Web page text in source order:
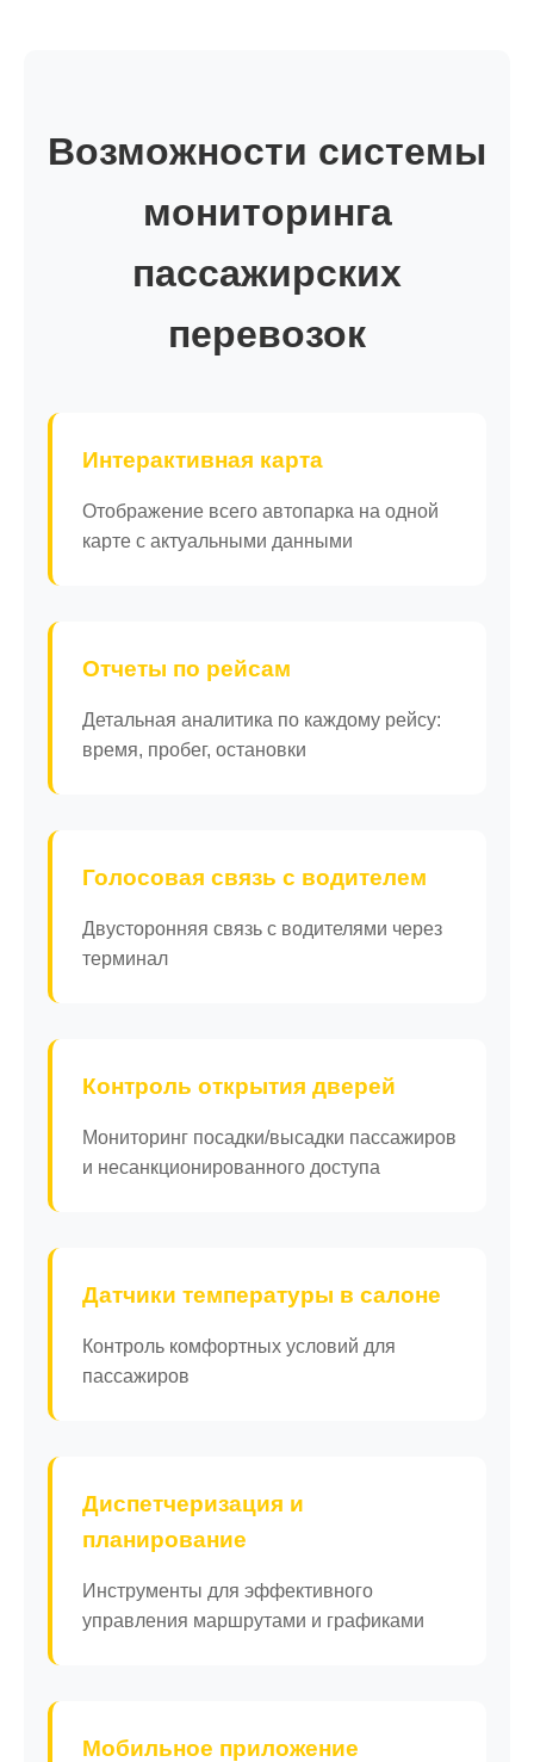
Возможности системы
мониторинга
пассажирских
перевозок
Интерактивная карта
Отображение всего автопарка на одной
карте с актуальными данными
Отчеты по рейсам
Детальная аналитика по каждому рейсу:
время, пробег, остановки
Голосовая связь с водителем
Двусторонняя связь с водителями через
терминал
Контроль открытия дверей
Мониторинг посадки/высадки пассажиров
и несанкционированного доступа
Датчики температуры в салоне
Контроль комфортных условий для
пассажиров
Диспетчеризация и
планирование
Инструменты для эффективного
управления маршрутами и графиками
Мобильное приложение